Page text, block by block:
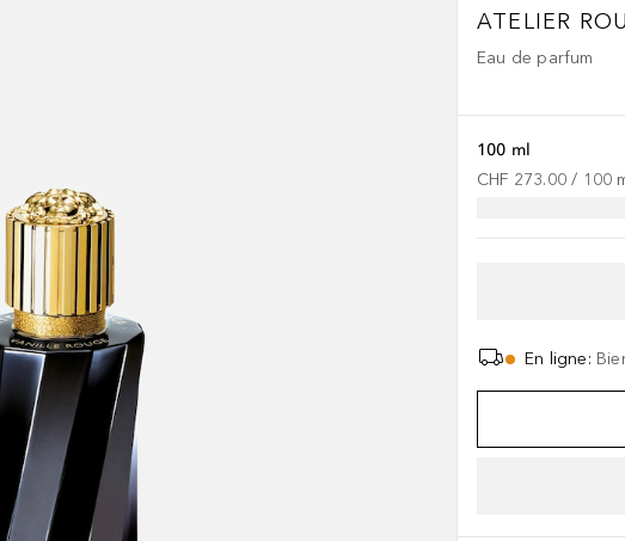
ATELIER
Eau de parfum
100 ml
CHF 273.00 / 100
En ligne: